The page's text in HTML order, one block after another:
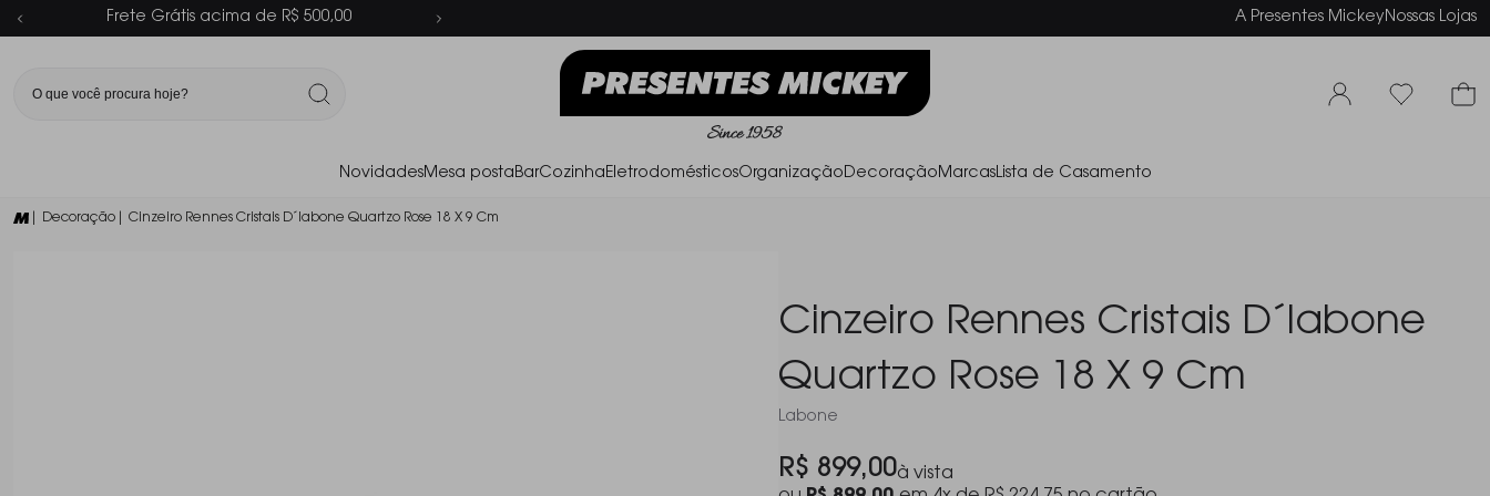
Parcelamento em até 6x sem juros A Presentes MickeyNossas Lojas
NovidadesMesa postaBarCozinhaEletrodomésticosOrganizaçãoDecoraçãoMarcasLista de Casamento
| Decoração | Cinzeiro Rennes Cristais D´labone Quartzo Rose 18 X 9 Cm
Cinzeiro Rennes Cristais D´labone
Quartzo Rose 18 X 9 Cm
Labone
R$ 899,00à vista